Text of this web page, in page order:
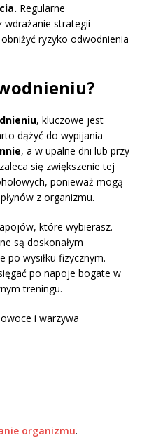
Regularne
strategii
ryzyko odwodnienia
, kluczowe jest
dążyć do wypijania
, a w upalne dni lub przy
się zwiększenie tej
ponieważ mogą
z organizmu.
które wybierasz.
są doskonałym
po wysiłku fizycznym.
po napoje bogate w
treningu.
i warzywa
organizmu.